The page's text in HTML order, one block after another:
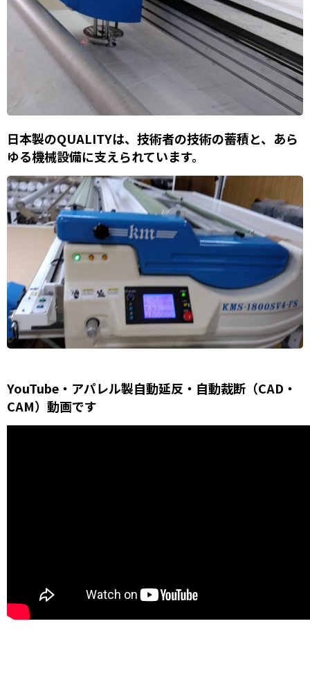
日本製のQUALITYは、技術者の技術の蓄積と、あら
ゆる機械設備に支えられています。
YouTube・アパレル製自動延反・自動裁断（CAD・
CAM）動画です